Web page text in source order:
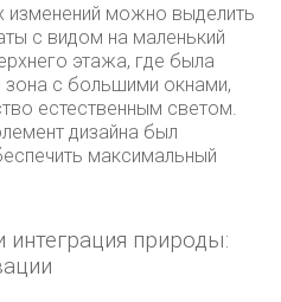
изменений можно выделить
с видом на маленький
этажа, где была
зона с большими окнами,
естественным светом.
дизайна был
максимальный
природы: